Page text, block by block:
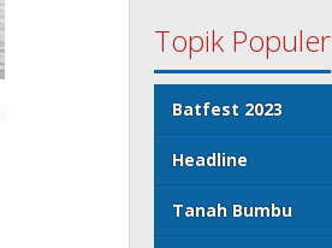
Topik Populer
Batfest 2023
Headline
Tanah Bumbu